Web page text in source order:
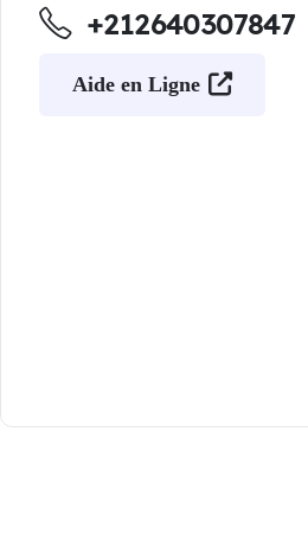
+212640307847
Aide en Ligne